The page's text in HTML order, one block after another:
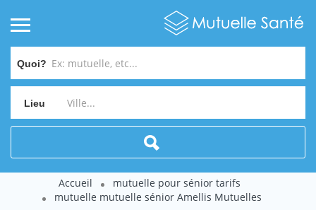
Quoi?
Lieu
Accueil
mutuelle pour sénior tarifs
mutuelle mutuelle sénior Amellis Mutuelles